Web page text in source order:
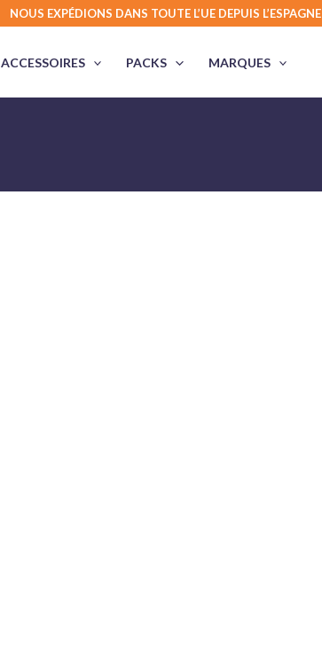
NOUS EXPÉDIONS DANS TOUTE L’UE DEPUIS L’ESPAGNE
ACCESSOIRES PACKS MARQUES